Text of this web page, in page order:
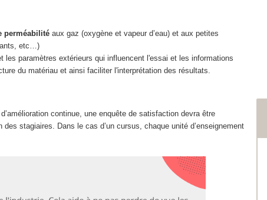
perméabilité aux gaz (oxygène et vapeur d’eau) et aux petites
etc…)
les paramètres extérieurs qui influencent l'essai et les informations
du matériau et ainsi faciliter l'interprétation des résultats.
continue, une enquête de satisfaction devra être
stagiaires. Dans le cas d’un cursus, chaque unité d’enseignement